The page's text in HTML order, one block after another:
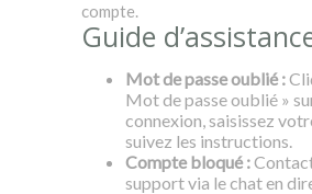
compte.
Guide
Mot de passe oublié :
Mot de passe oublié »
connexion, saisissez
suivez les instructions.
Compte bloqué :
support via le chat en